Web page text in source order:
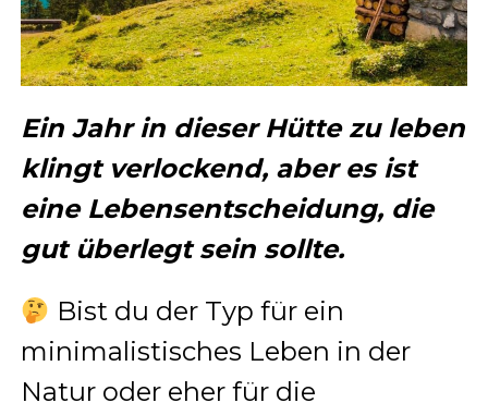
Ein Jahr in dieser Hütte zu leben
klingt verlockend, aber es ist
eine Lebensentscheidung, die
gut überlegt sein sollte.
Bist du der Typ für ein
minimalistisches Leben in der
Natur oder eher für die